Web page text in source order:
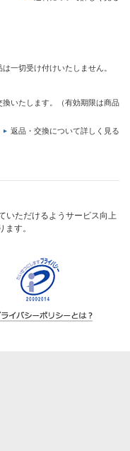
一切受け付けいたしません。
いたします。（有効期限は商品
返品・交換について詳しく見る
いただけるようサービス向上
す。